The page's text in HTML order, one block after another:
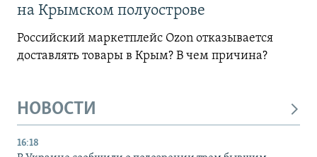
на Крымском полуострове
Российский маркетплейс Ozon отказывается
доставлять товары в Крым? В чем причина?
НОВОСТИ
16:18